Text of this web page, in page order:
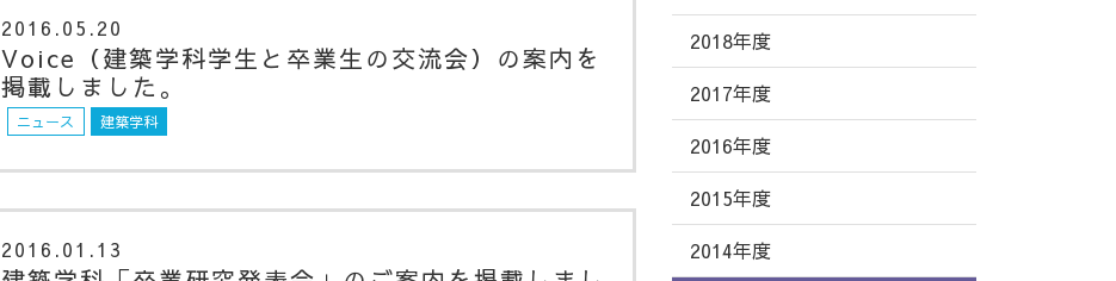
2016.05.20
Voice（建築学科学生と卒業生の交流会）の案内を
掲載しました。
ニュース 建築学科
2016.01.13
2018年度
2017年度
2016年度
2015年度
2014年度